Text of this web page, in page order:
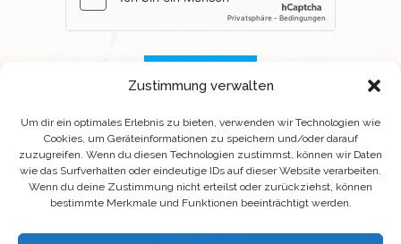
Zustimmung verwalten
Um dir ein optimales Erlebnis zu bieten, verwenden wir Technologien wie
Cookies, um Geräteinformationen zu speichern und/oder darauf
zuzugreifen. Wenn du diesen Technologien zustimmst, können wir Daten
wie das Surfverhalten oder eindeutige IDs auf dieser Website verarbeiten.
Wenn du deine Zustimmung nicht erteilst oder zurückziehst, können
bestimmte Merkmale und Funktionen beeinträchtigt werden.